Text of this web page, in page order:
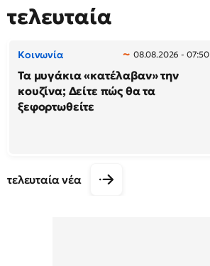
τελευταία
Κοινωνία 08.08.2026 - 07:50
Τα μυγάκια «κατέλαβαν» την
κουζίνα; Δείτε πώς θα τα
ξεφορτωθείτε
τελευταία νέα